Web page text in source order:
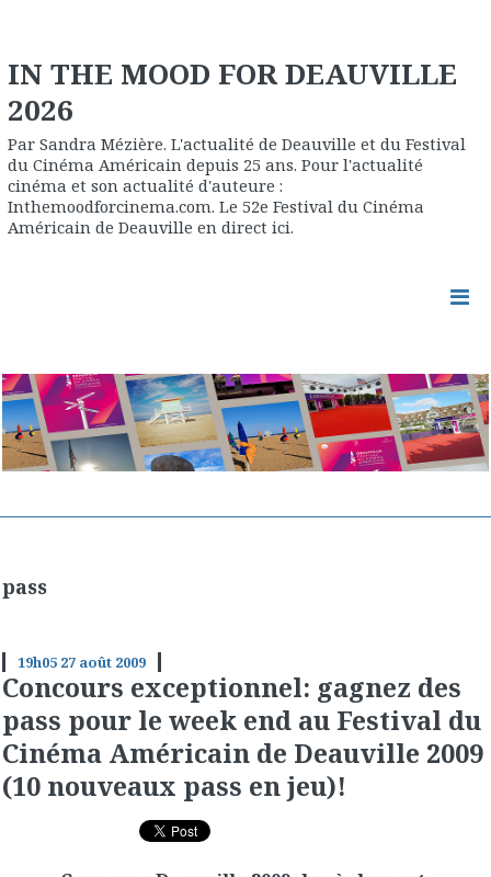
IN THE MOOD FOR DEAUVILLE
2026
Par Sandra Mézière. L'actualité de Deauville et du Festival
du Cinéma Américain depuis 25 ans. Pour l'actualité
cinéma et son actualité d'auteure :
Inthemoodforcinema.com. Le 52e Festival du Cinéma
Américain de Deauville en direct ici.
pass
19h05 27 août 2009
Concours exceptionnel: gagnez des
pass pour le week end au Festival du
Cinéma Américain de Deauville 2009
(10 nouveaux pass en jeu)!